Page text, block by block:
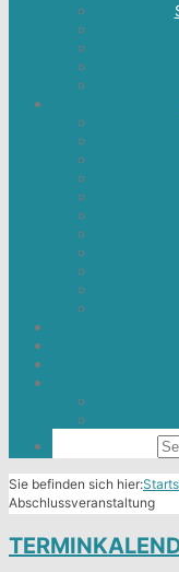
Sie befinden sich hier:
Abschlussveranstaltung